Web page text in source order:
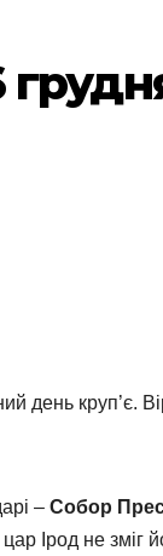
день круп’є.
– Собор
Ірод не